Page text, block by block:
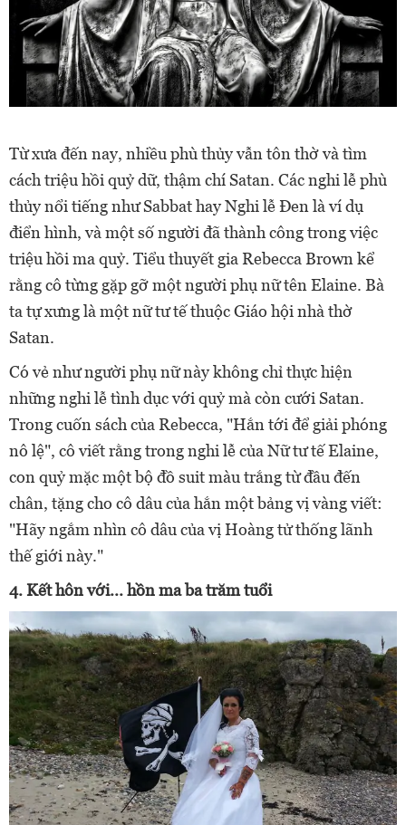
Từ xưa đến nay, nhiều phù thủy vẫn tôn thờ và tìm
cách triệu hồi quỷ dữ, thậm chí Satan. Các nghi lễ phù
thủy nổi tiếng như Sabbat hay Nghi lễ Đen là ví dụ
điển hình, và một số người đã thành công trong việc
triệu hồi ma quỷ. Tiểu thuyết gia Rebecca Brown kể
rằng cô từng gặp gỡ một người phụ nữ tên Elaine. Bà
ta tự xưng là một nữ tư tế thuộc Giáo hội nhà thờ
Satan.
Có vẻ như người phụ nữ này không chỉ thực hiện
những nghi lễ tình dục với quỷ mà còn cưới Satan.
Trong cuốn sách của Rebecca, "Hắn tới để giải phóng
nô lệ", cô viết rằng trong nghi lễ của Nữ tư tế Elaine,
con quỷ mặc một bộ đồ suit màu trắng từ đầu đến
chân, tặng cho cô dâu của hắn một bảng vị vàng viết:
"Hãy ngắm nhìn cô dâu của vị Hoàng tử thống lãnh
thế giới này."
4. Kết hôn với... hồn ma ba trăm tuổi